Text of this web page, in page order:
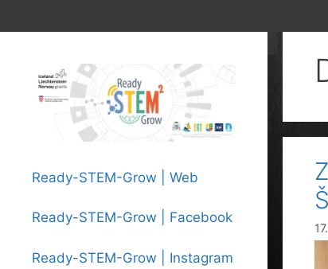
Ready-STEM-Grow | Web
Ready-STEM-Grow | Facebook
Ready-STEM-Grow | Instagram